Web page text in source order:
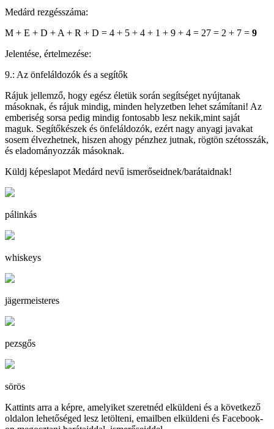
Medárd rezgésszáma:
M + E + D + A + R + D = 4 + 5 + 4 + 1 + 9 + 4 = 27 = 2 + 7 = 9
Jelentése, értelmezése:
9.: Az önfeláldozók és a segítők
Rájuk jellemző, hogy egész életük során segítséget nyújtanak
másoknak, és rájuk mindig, minden helyzetben lehet számítani! Az
emberiség sorsa pedig mindig fontosabb lesz nekik,mint saját
maguk. Segítőkészek és önfeláldozók, ezért nagy anyagi javakat
sosem élvezhetnek, hiszen ahogy pénzhez jutnak, rögtön szétosszák,
és eladományozzák másoknak.
Küldj képeslapot Medárd nevű ismerőseidnek/barátaidnak!
pálinkás
whiskeys
jägermeisteres
pezsgős
sörös
Kattints arra a képre, amelyiket szeretnéd elküldeni és a következő
oldalon lehetőséged lesz letölteni, emailben elküldeni és Facebook-